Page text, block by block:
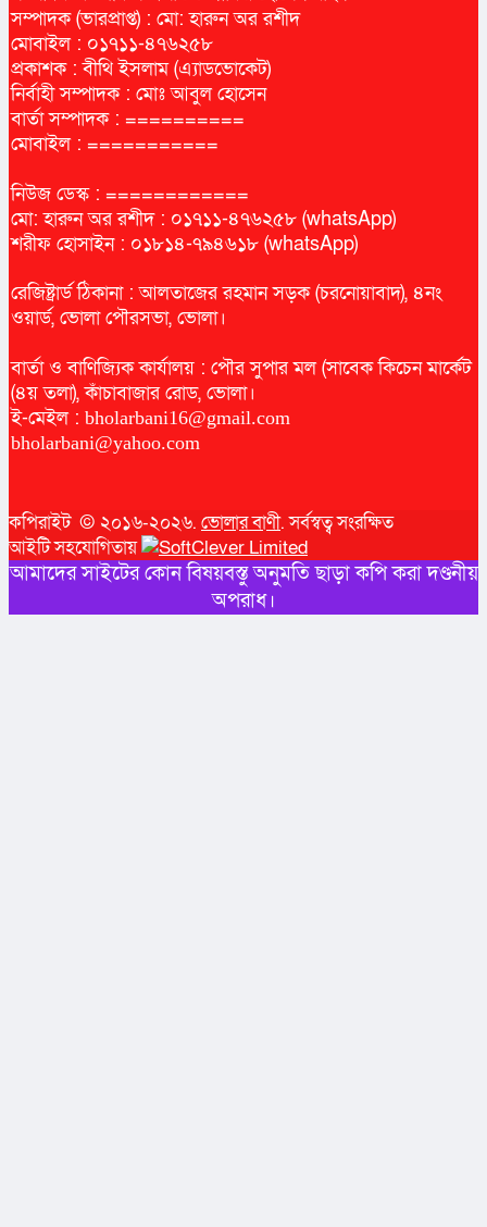
সম্পাদক (ভারপ্রাপ্ত) : মো: হারুন অর রশীদ
মোবাইল : ০১৭১১-৪৭৬২৫৮
প্রকাশক : বীথি ইসলাম (এ্যাডভোকেট)
নির্বাহী সম্পাদক : মোঃ আবুল হোসেন
বার্তা সম্পাদক : ==========
মোবাইল : ===========
নিউজ ডেস্ক : ============
মো: হারুন অর রশীদ : ০১৭১১-৪৭৬২৫৮ (whatsApp)
শরীফ হোসাইন : ০১৮১৪-৭৯৪৬১৮ (whatsApp)
রেজিষ্ট্রার্ড ঠিকানা : আলতাজের রহমান সড়ক (চরনোয়াবাদ), ৪নং
ওয়ার্ড, ভোলা পৌরসভা, ভোলা।
বার্তা ও বাণিজ্যিক কার্যালয় : পৌর সুপার মল (সাবেক কিচেন মার্কেট
(৪য় তলা), কাঁচাবাজার রোড, ভোলা।
ই-মেইল : bholarbani16@gmail.com
bholarbani@yahoo.com
কপিরাইট © ২০১৬-২০২৬. ভোলার বাণী. সর্বস্বত্ব সংরক্ষিত
আইটি সহযোগিতায়
আমাদের সাইটের কোন বিষয়বস্তু অনুমতি ছাড়া কপি করা দণ্ডনীয়
অপরাধ।